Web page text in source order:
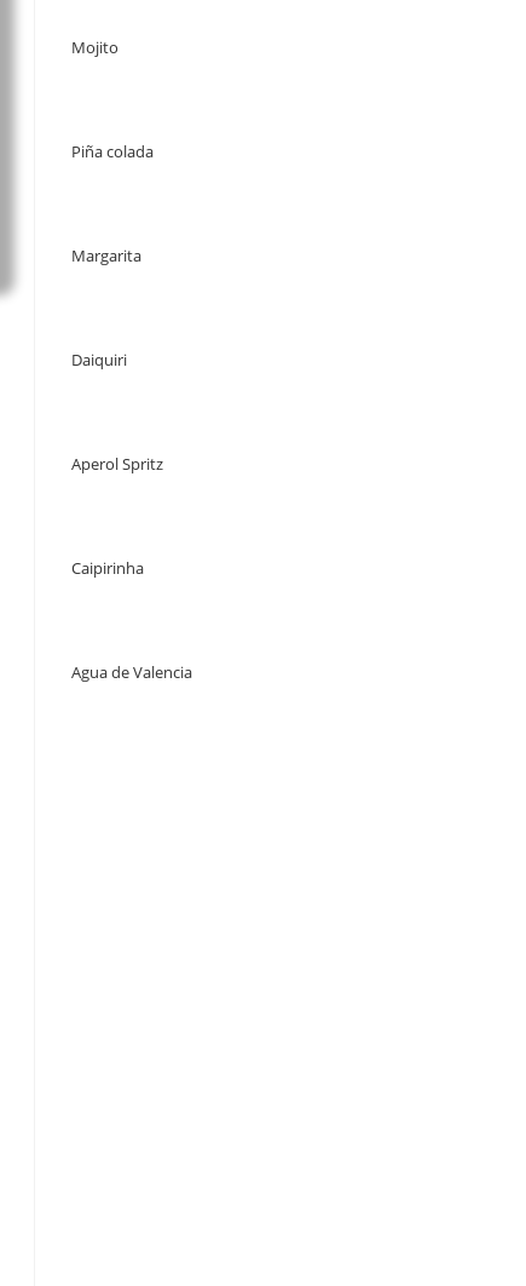
Mojito
Piña colada
Margarita
Daiquiri
Aperol Spritz
Caipirinha
Agua de Valencia